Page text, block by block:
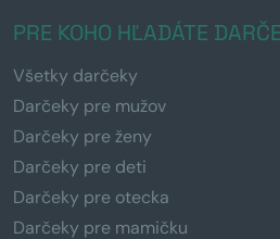
PRE KOHO HĽADÁTE
Všetky darčeky
Darčeky pre mužov
Darčeky pre ženy
Darčeky pre deti
Darčeky pre otecka
Darčeky pre mamičku